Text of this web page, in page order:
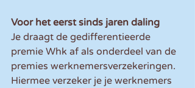
Voor het eerst sinds jaren daling
Je draagt de gedifferentieerde
premie Whk af als onderdeel van de
premies werknemersverzekeringen.
Hiermee verzeker je je werknemers